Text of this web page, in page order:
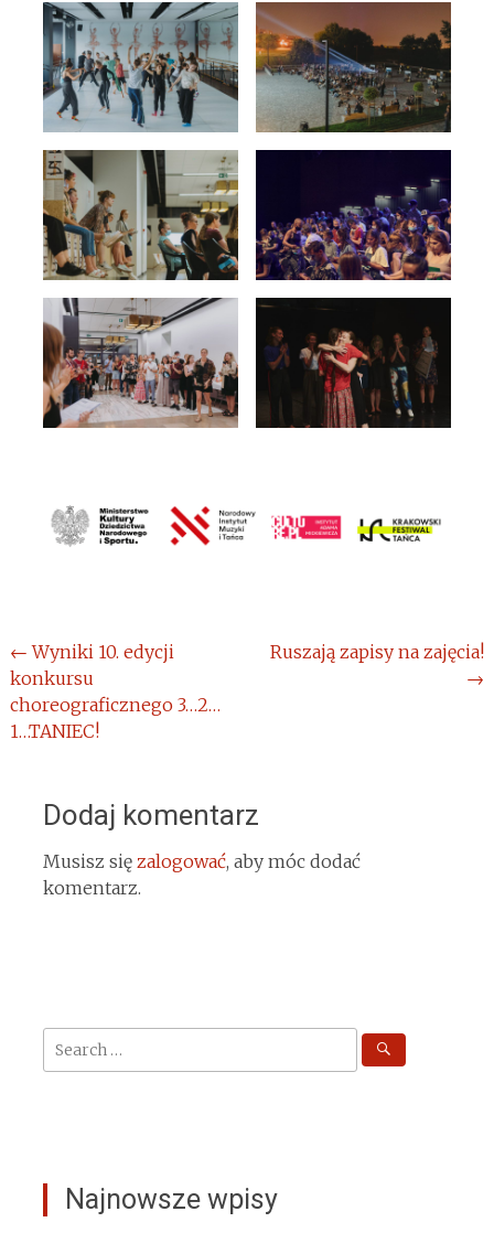
Post
navigation
← Wyniki 10. edycji
konkursu
choreograficznego 3…2…
1…TANIEC!
Ruszają zapisy na zajęcia!
→
Dodaj komentarz
Musisz się zalogować, aby móc dodać
komentarz.
Search
for:
Najnowsze wpisy